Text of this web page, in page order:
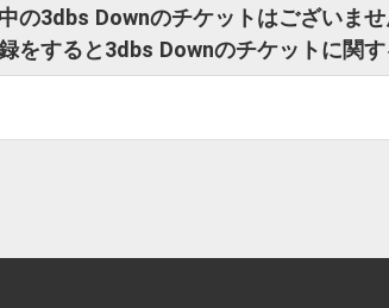
の3dbs Downのチケットはございませ
をすると3dbs Downのチケットに関